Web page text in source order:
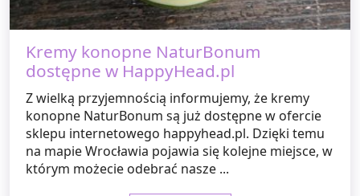
Kremy konopne NaturBonum
dostępne w HappyHead.pl
Z wielką przyjemnością informujemy, że kremy
konopne NaturBonum są już dostępne w ofercie
sklepu internetowego happyhead.pl. Dzięki temu
na mapie Wrocławia pojawia się kolejne miejsce, w
którym możecie odebrać nasze ...